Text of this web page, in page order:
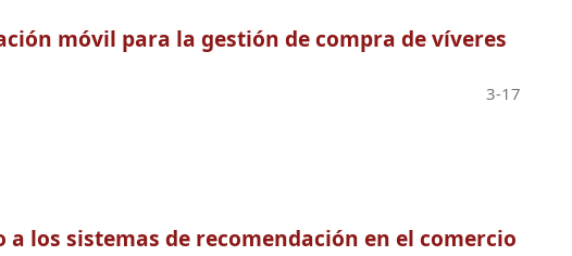
móvil para la gestión de compra de víveres
3-17
a los sistemas de recomendación en el comercio